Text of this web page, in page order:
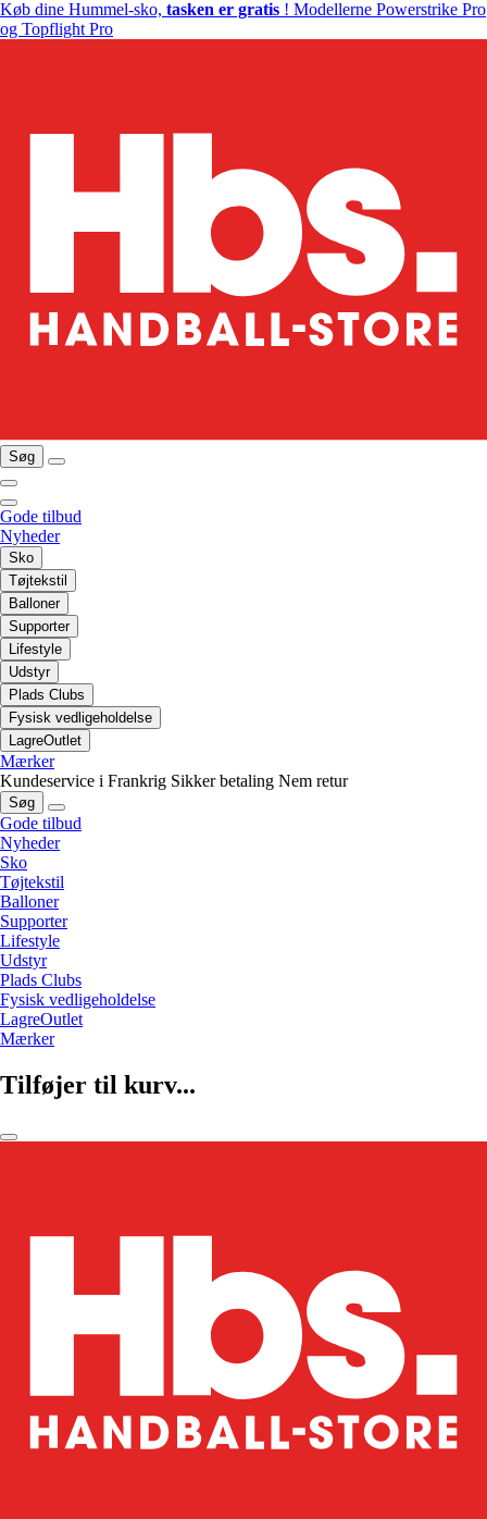
Køb dine Hummel-sko, tasken er gratis ! Modellerne Powerstrike Pro
og Topflight Pro
Søg
Gode tilbud
Nyheder
Sko
Tøjtekstil
Balloner
Supporter
Lifestyle
Udstyr
Plads Clubs
Fysisk vedligeholdelse
LagreOutlet
Mærker
Kundeservice i Frankrig Sikker betaling Nem retur
Søg
Gode tilbud
Nyheder
Sko
Tøjtekstil
Balloner
Supporter
Lifestyle
Udstyr
Plads Clubs
Fysisk vedligeholdelse
LagreOutlet
Mærker
Tilføjer til kurv...